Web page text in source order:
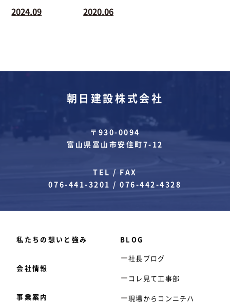
2024.09 2020.06
朝日建設株式会社
〒930-0094
富山県富山市安住町7-12
TEL / FAX
076-441-3201 /076-442-4328
私たちの想いと強み
会社情報
事業案内
BLOG
社長ブログ
コレ見て工事部
現場からコンニチハ